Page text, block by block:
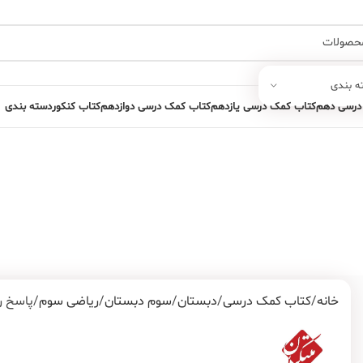
بندی
دهمکتاب کمک درسی یازدهمکتاب کمک درسی دوازدهمکتاب کنکوردسته بندی
خانه کتاب کمک درسی دبستان سوم دبستان ریاضی سوم پاسخ